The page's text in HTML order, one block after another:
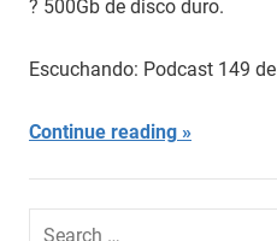
? 500Gb de disco duro.
Escuchando: Podcast 149 de
Continue reading
Search